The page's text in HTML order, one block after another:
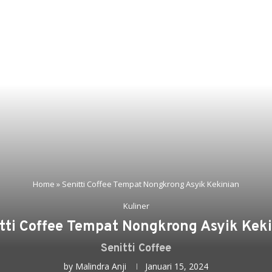
Home » Senitti Coffee Tempat Nongkrong Asyik Kekinian
Kuliner
Coffee Tempat Nongkrong Asyik
Senitti Coffee
by Malindra Anji Januari 15, 2024